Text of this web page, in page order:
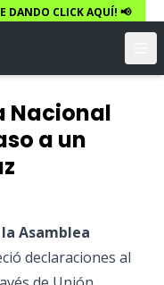
DANDO CLICK AQUÍ! 📢
Nacional
a un
Asamblea
declaraciones al